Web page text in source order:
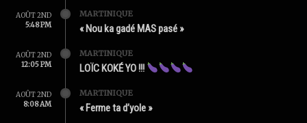
AOÛT 2ND
5:48 PM
MARTINIQUE
« Nou ka gadé MAS pasé »
AOÛT 2ND
12:05 PM
MARTINIQUE
LOÏC KOKÉ YO !!!
AOÛT 2ND
8:08 AM
MARTINIQUE
« Ferme ta d’yole »